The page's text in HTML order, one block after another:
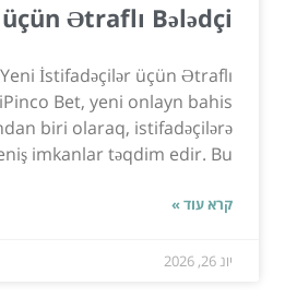
üçün Ətraflı Bələdçi
İstifadəçilər üçün Ətraflı
Bet, yeni onlayn bahis
biri olaraq, istifadəçilərə
imkanlar təqdim edir. Bu...
קרא עוד »
יונ 26, 2026